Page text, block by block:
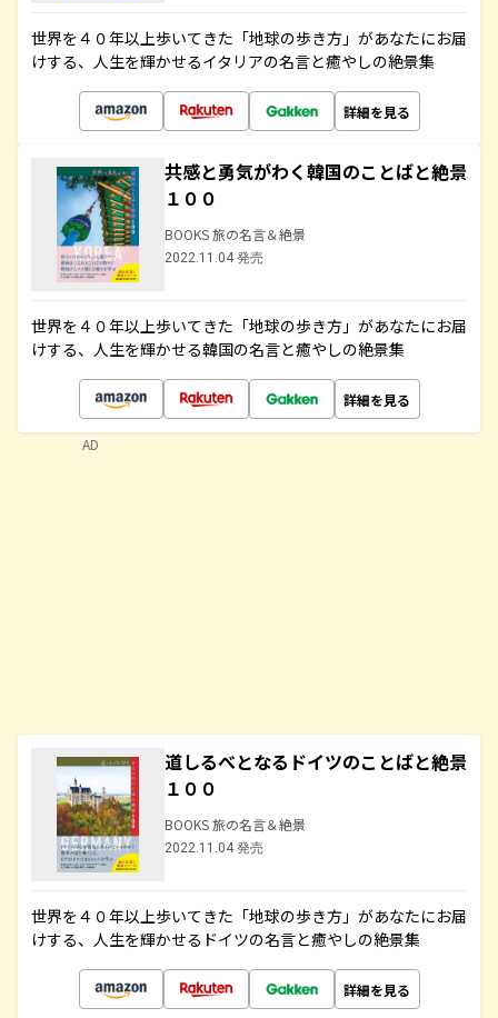
世界を４０年以上歩いてきた「地球の歩き方」があなたにお届
けする、人生を輝かせるイタリアの名言と癒やしの絶景集
詳細を見る
共感と勇気がわく韓国のことばと絶景
１００
BOOKS 旅の名言＆絶景
2022.11.04 発売
世界を４０年以上歩いてきた「地球の歩き方」があなたにお届
けする、人生を輝かせる韓国の名言と癒やしの絶景集
詳細を見る
道しるべとなるドイツのことばと絶景
１００
BOOKS 旅の名言＆絶景
2022.11.04 発売
世界を４０年以上歩いてきた「地球の歩き方」があなたにお届
けする、人生を輝かせるドイツの名言と癒やしの絶景集
詳細を見る
AD